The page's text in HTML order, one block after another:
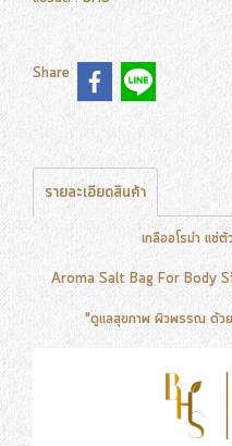
Share
รายละเอียดสินค้า
เกลืออโรม่า แช่
Aroma Salt Bag For Body
"ดูแลสุขภาพ ผิวพรรณ ด้วย